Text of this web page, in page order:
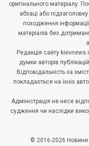
оригінального матеріалу.
абзаці або
походження
матеріалів без
Редакція сайту
думки авторів
Відповідальність за
покладається на їхніх
Адміністрація не несе
судження чи наслідки
© 2016-2026 Новини